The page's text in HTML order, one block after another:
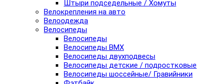
Штыри подседельные / Хомуты
Велокрепления на авто
Велоодежда
Велосипеды
Велосипеды
Велосипеды BMX
Велосипеды двухподвесы
Велосипеды детские / подростковые
Велосипеды шоссейные/ Гравийники